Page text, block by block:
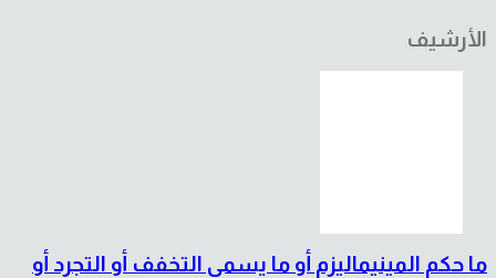
الأرشيف
ما حكم المينيماليزم أو ما يسمى التخفف أو التجرد أو